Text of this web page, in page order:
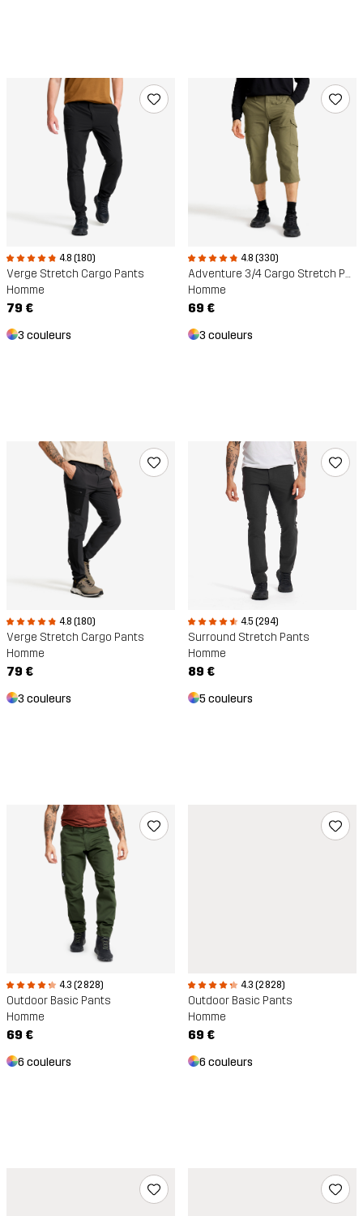
4.8 (180)
Verge Stretch Cargo Pants
Homme
79 €
3 couleurs
4.8 (330)
Adventure 3/4 Cargo Stretch Pants
Homme
69 €
3 couleurs
4.8 (180)
Verge Stretch Cargo Pants
Homme
79 €
3 couleurs
4.5 (294)
Surround Stretch Pants
Homme
89 €
5 couleurs
4.3 (2 828)
Outdoor Basic Pants
Homme
69 €
6 couleurs
4.3 (2 828)
Outdoor Basic Pants
Homme
69 €
6 couleurs